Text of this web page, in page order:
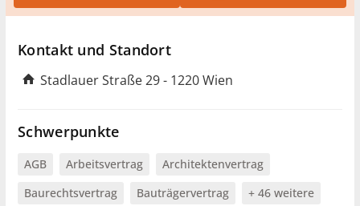
Kontakt und Standort
Stadlauer Straße 29 - 1220 Wien
Schwerpunkte
AGB Arbeitsvertrag
Architektenvertrag
Baurechtsvertrag
Bauträgervertrag
+ 46 weitere